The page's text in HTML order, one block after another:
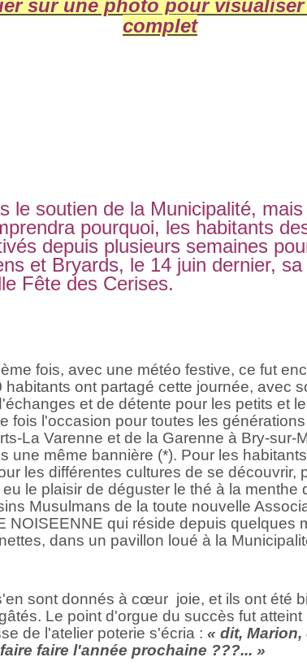
sur une photo pour
complet
le soutien de la Municipalité,
pourquoi, les habitants
depuis plusieurs semaines
et Bryards, le 14 juin dernier, sa
Fête des Cerises.
fois, avec une météo festive, ce fut
habitants ont partagé cette journée, avec
et de détente pour les petits et
fois l'occasion pour toutes les
La Varenne et de la Garenne à Bry-sur-
une même bannière (*). Pour les
les différentes cultures de se découvrir,
le plaisir de déguster le thé à la menthe
Musulmans de la toute nouvelle
NOISEENNE qui réside depuis quelques
dans un pavillon loué à la
sont donnés à cœur joie, et ils ont été
Le point d'orgue du succès fut atteint
de l'atelier poterie s'écria : « dit,
faire l'année prochaine ???... »